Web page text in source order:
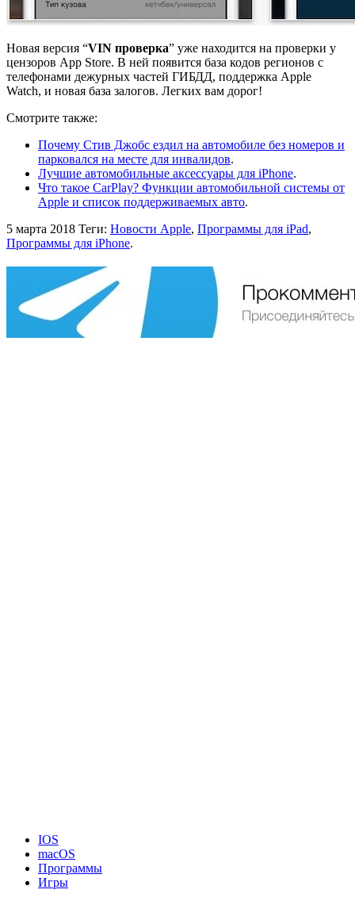
Новая версия “VIN проверка” уже находится на проверки у
цензоров App Store. В ней появится база кодов регионов с
телефонами дежурных частей ГИБДД, поддержка Apple
Watch, и новая база залогов. Легких вам дорог!
Смотрите также:
Почему Стив Джобс ездил на автомобиле без номеров и
парковался на месте для инвалидов.
Лучшие автомобильные аксессуары для iPhone.
Что такое CarPlay? Функции автомобильной системы от
Apple и список поддерживаемых авто.
5 марта 2018 Теги: Новости Apple, Программы для iPad,
Программы для iPhone.
IOS
macOS
Программы
Игры